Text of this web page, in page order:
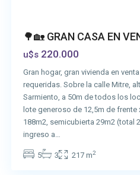
🌳🏡 GRAN CASA EN
u$s220.000
Gran hogar, gran vivienda en
requeridas. Sobre la calle Mitre,
Sarmiento, a 50m de todos los
lote generoso de 12,5m de
188m2, semicubierta 29m2 (total
ingreso a…
5 3 217 m2
San